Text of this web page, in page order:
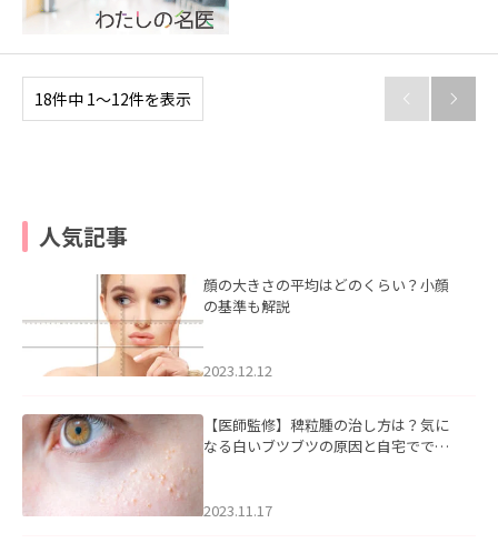
18件中 1〜12件を表示  
人気記事
顔の大きさの平均はどのくらい？小顔
の基準も解説
2023.12.12
【医師監修】稗粒腫の治し方は？気に
なる白いブツブツの原因と自宅ででき
2023.11.17